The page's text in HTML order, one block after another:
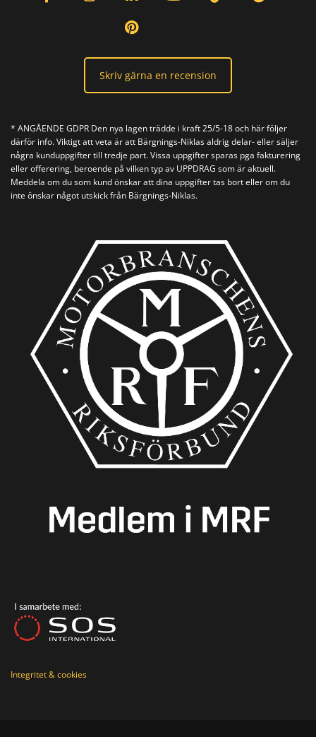
Skriv gärna en recension
* ANGÅENDE GDPR Den nya lagen trädde i kraft 25/5-18 och här följer
därför info. Viktigt att veta är att Bärgnings-Niklas aldrig delar- eller säljer
några kunduppgifter till tredje part. Vissa uppgifter sparas pga fakturering
eller offerering, beroende på vilken typ av UPPDRAG som är aktuell.
Meddela om du som kund önskar att dina uppgifter tas bort eller om du
inte önskar något utskick från Bärgnings-Niklas.
Integritet & cookies